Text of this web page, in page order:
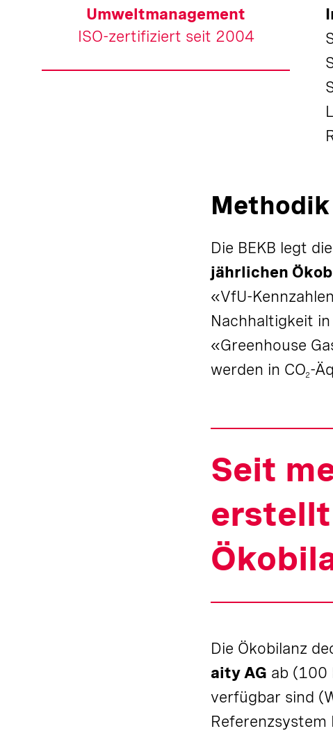
Umweltmanagement
ISO-zertifiziert seit 2004
Die BEKB legt
jährlichen
«VfU-
Nachhaltigkeit
«Greenhouse
werden in CO2-
Seit
erstellt
Die Ökobilanz
aity AG ab (100
verfügbar sind
Referenzsystem